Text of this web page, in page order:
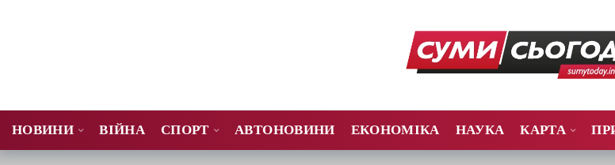
НОВИНИ ВІЙНА СПОРТ АВТОНОВИНИ ЕКОНОМІКА НАУКА КАРТА